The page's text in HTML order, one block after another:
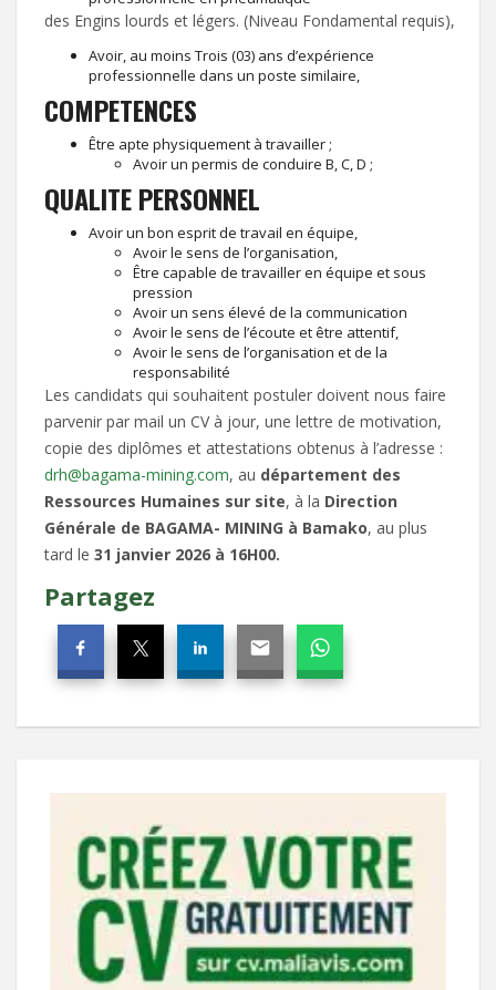
des Engins lourds et légers. (Niveau Fondamental requis),
Avoir, au moins Trois (03) ans d’expérience
professionnelle dans un poste similaire,
COMPETENCES
Être apte physiquement à travailler ;
Avoir un permis de conduire B, C, D ;
QUALITE PERSONNEL
Avoir un bon esprit de travail en équipe,
Avoir le sens de l’organisation,
Être capable de travailler en équipe et sous
pression
Avoir un sens élevé de la communication
Avoir le sens de l’écoute et être attentif,
Avoir le sens de l’organisation et de la
responsabilité
Les candidats qui souhaitent postuler doivent nous faire
parvenir par mail un CV à jour, une lettre de motivation,
copie des diplômes et attestations obtenus à l’adresse :
drh@bagama-mining.com, au département des
Ressources Humaines sur site, à la Direction
Générale de BAGAMA- MINING à Bamako, au plus
tard le 31 janvier 2026 à 16H00.
Partagez